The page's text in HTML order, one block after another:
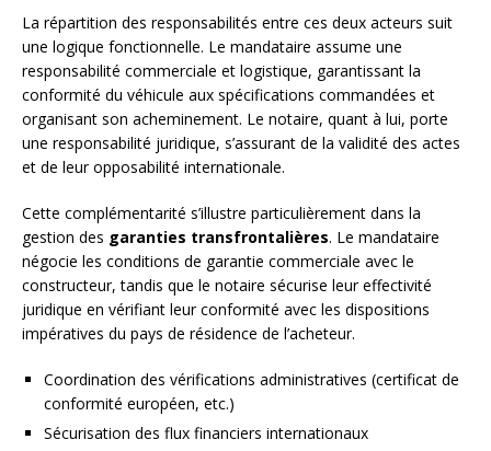
La répartition des responsabilités entre ces deux acteurs suit
une logique fonctionnelle. Le mandataire assume une
responsabilité commerciale et logistique, garantissant la
conformité du véhicule aux spécifications commandées et
organisant son acheminement. Le notaire, quant à lui, porte
une responsabilité juridique, s’assurant de la validité des actes
et de leur opposabilité internationale.
Cette complémentarité s’illustre particulièrement dans la
gestion des garanties transfrontalières. Le mandataire
négocie les conditions de garantie commerciale avec le
constructeur, tandis que le notaire sécurise leur effectivité
juridique en vérifiant leur conformité avec les dispositions
impératives du pays de résidence de l’acheteur.
Coordination des vérifications administratives (certificat de
conformité européen, etc.)
Sécurisation des flux financiers internationaux